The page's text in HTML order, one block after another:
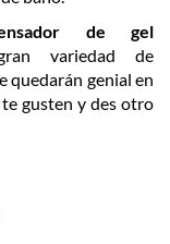
de gel
variedad de
quedarán genial en
gusten y des otro